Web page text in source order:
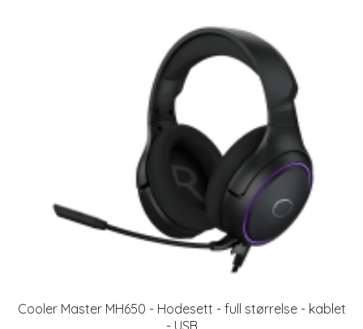
Cooler Master MH650 - Hodesett - full størrelse - kablet
- USB